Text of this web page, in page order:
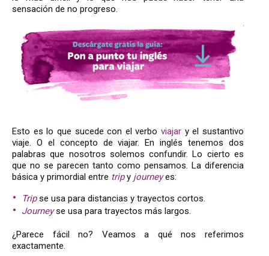
sensación de no progreso.
Esto es lo que sucede con el verboviajar y el sustantivo
viaje. O el concepto de viajar. En inglés tenemos dos
palabras que nosotros solemos confundir. Lo cierto es
que no se parecen tanto como pensamos. La diferencia
básica y primordial entre tripy journeyes:
Tripse usa para distancias y trayectos cortos.
Journeyse usa para trayectos más largos.
¿Parece fácil no? Veamos a qué nos referimos
exactamente.